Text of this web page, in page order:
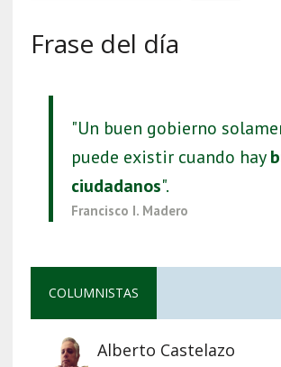
Frase del día
"Un buen gobierno
puede existir cuando hay
ciudadanos".
Francisco I. Madero
COLUMNISTAS
Alberto Castelazo